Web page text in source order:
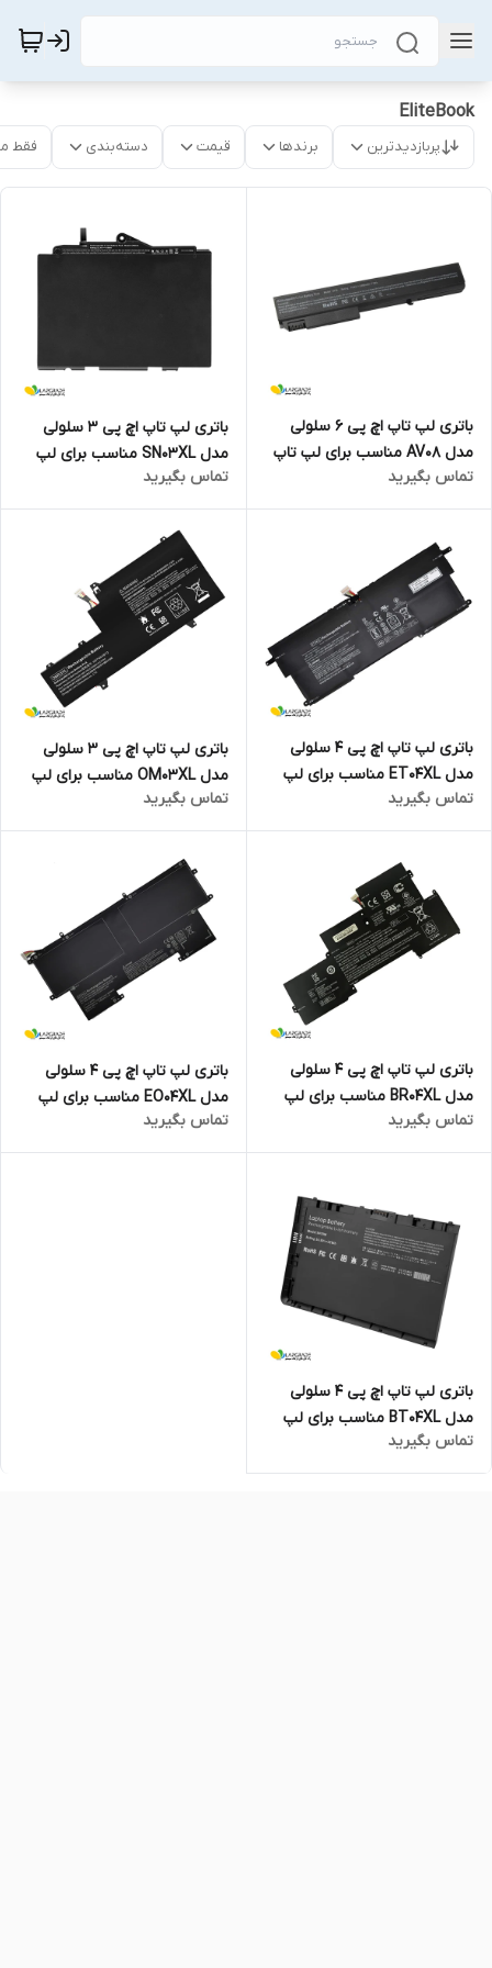
EliteBook
پربازدیدترین برندها قیمت دسته‌بندی فقط
باتری لپ تاپ اچ پی 6 سلولی
مدل AV08 مناسب برای لپ تاپ
EliteBook 8530W
تماس بگیرید
باتری لپ تاپ اچ پی 3 سلولی
مدل SN03XL مناسب برای لپ
تاپ EliteBook 820 G3
تماس بگیرید
باتری لپ تاپ اچ پی 4 سلولی
مدل ET04XL مناسب برای لپ
تاپ EliteBook X360 1020 G2
تماس بگیرید
باتری لپ تاپ اچ پی 3 سلولی
مدل OM03XL مناسب برای لپ
تاپ EliteBook X360 1030 G2
تماس بگیرید
باتری لپ تاپ اچ پی 4 سلولی
مدل BR04XL مناسب برای لپ
تاپ EliteBook Folio 1020 G1
تماس بگیرید
باتری لپ تاپ اچ پی 4 سلولی
مدل EO04XL مناسب برای لپ
تاپ EliteBook Folio G1 Series
تماس بگیرید
باتری لپ تاپ اچ پی 4 سلولی
مدل BT04XL مناسب برای لپ
تاپ EliteBook Folio 9470
تماس بگیرید